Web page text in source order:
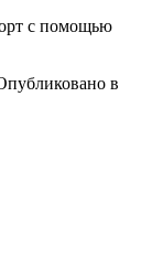
с помощью
в